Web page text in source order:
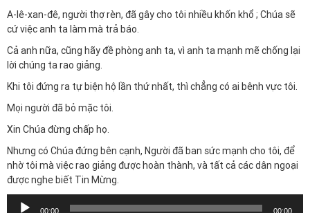
A-lê-xan-đê, người thợ rèn, đã gây cho tôi nhiều khốn khổ ; Chúa sẽ
cứ việc anh ta làm mà trả báo.
Cả anh nữa, cũng hãy đề phòng anh ta, vì anh ta mạnh mẽ chống lại
lời chúng ta rao giảng.
Khi tôi đứng ra tự biện hộ lần thứ nhất, thì chẳng có ai bênh vực tôi.
Mọi người đã bỏ mặc tôi.
Xin Chúa đừng chấp họ.
Nhưng có Chúa đứng bên cạnh, Người đã ban sức mạnh cho tôi, để
nhờ tôi mà việc rao giảng được hoàn thành, và tất cả các dân ngoại
được nghe biết Tin Mừng.
Trình
00:00 00:00